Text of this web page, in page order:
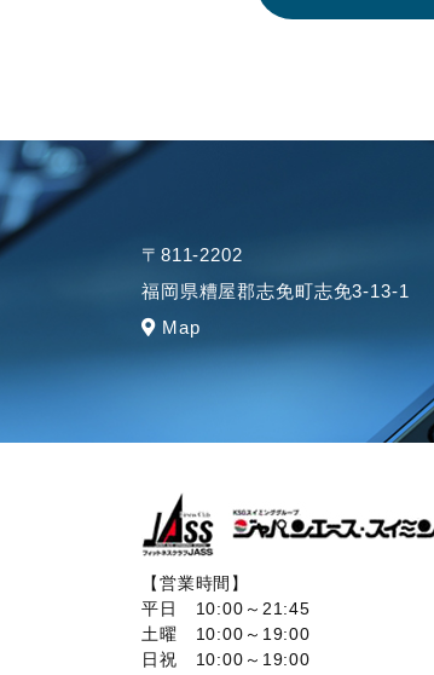
〒811-2202
福岡県糟屋郡志免町志免3-13-1
Map
【営業時間】
平日 10:00～21:45
土曜 10:00～19:00
日祝 10:00～19:00